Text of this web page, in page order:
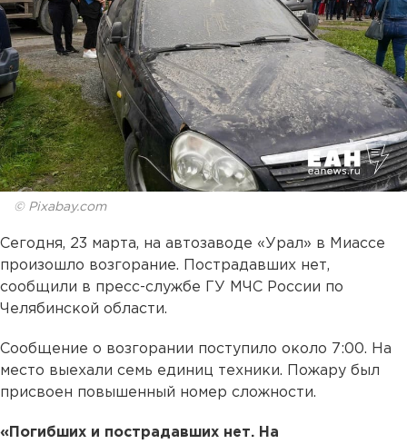
© Pixabay.com
Сегодня, 23 марта, на автозаводе «Урал» в Миассе
произошло возгорание. Пострадавших нет,
сообщили в пресс-службе ГУ МЧС России по
Челябинской области.
Сообщение о возгорании поступило около 7:00. На
место выехали семь единиц техники. Пожару был
присвоен повышенный номер сложности.
«Погибших и пострадавших нет. На